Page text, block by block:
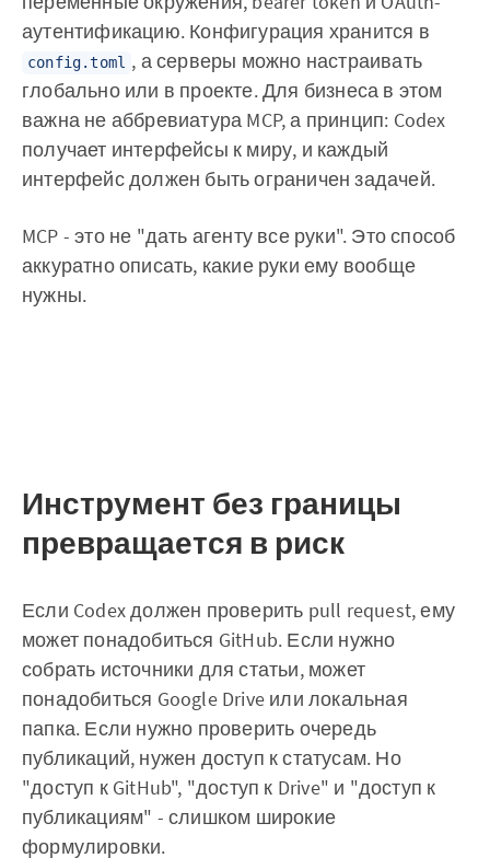
аутентификацию. Конфигурация хранится в
config.toml , а серверы можно настраивать
глобально или в проекте. Для бизнеса в этом
важна не аббревиатура MCP, а принцип: Codex
получает интерфейсы к миру, и каждый
интерфейс должен быть ограничен задачей.
MCP - это не "дать агенту все руки". Это способ
аккуратно описать, какие руки ему вообще
нужны.
Инструмент без границы
превращается в риск
Если Codex должен проверить pull request, ему
может понадобиться GitHub. Если нужно
собрать источники для статьи, может
понадобиться Google Drive или локальная
папка. Если нужно проверить очередь
публикаций, нужен доступ к статусам. Но
"доступ к GitHub", "доступ к Drive" и "доступ к
публикациям" - слишком широкие
формулировки.